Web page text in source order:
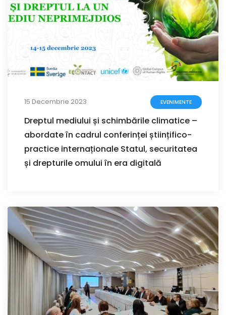
15 Decembrie 2023 EVENIMENTE
Dreptul mediului și schimbările climatice –
abordate în cadrul conferinței științifico-
practice internaționale Statul, securitatea
și drepturile omului în era digitală